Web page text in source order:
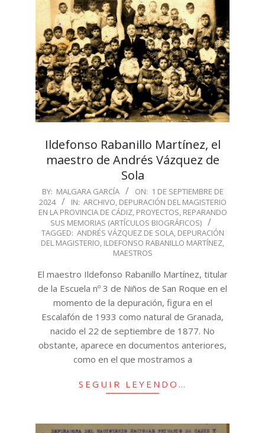
Ildefonso Rabanillo Martínez, el
maestro de Andrés Vázquez de
Sola
2024-
09-
01
BY: MALGARA GARCÍA ON: 1 DE SEPTIEMBRE DE
2024
IN: ARCHIVO, DEPURACIÓN DEL MAGISTERIO
EN LA PROVINCIA DE CÁDIZ, PROYECTOS, REPARANDO
SUS MEMORIAS (ARTÍCULOS BIOGRÁFICOS)
TAGGED: ANDRÉS VÁZQUEZ DE SOLA, DEPURACIÓN
DEL MAGISTERIO, ILDEFONSO RABANILLO MARTÍNEZ,
MAESTROS
El maestro Ildefonso Rabanillo Martínez, titular
de la Escuela nº 3 de Niños de San Roque en el
momento de la depuración, figura en el
Escalafón de 1933 como natural de Granada,
nacido el 22 de septiembre de 1877. No
obstante, aparece en documentos anteriores,
como en el que mostramos a
SEGUIR LEYENDO…